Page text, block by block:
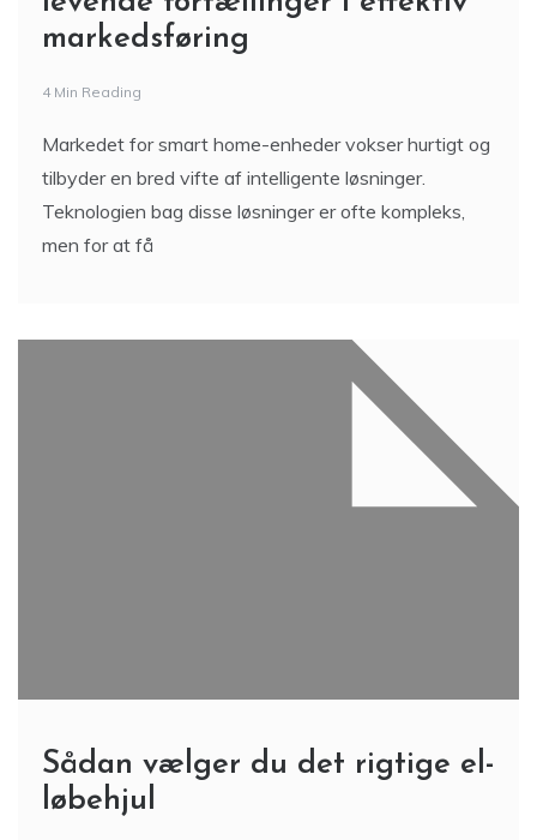
markedsføring
4 Min Reading
Markedet for smart home-enheder vokser hurtigt og
tilbyder en bred vifte af intelligente løsninger.
Teknologien bag disse løsninger er ofte kompleks,
men for at få
Sådan vælger du det rigtige el-
løbehjul